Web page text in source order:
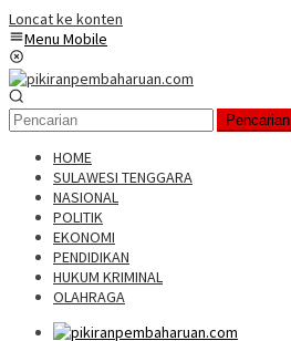
Loncat ke konten
Menu Mobile
Pencarian
HOME
SULAWESI TENGGARA
NASIONAL
POLITIK
EKONOMI
PENDIDIKAN
HUKUM KRIMINAL
OLAHRAGA